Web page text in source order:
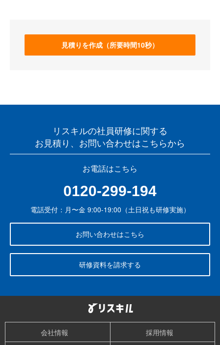
見積りを作成（所要時間10秒）
リスキルの社員研修に関する
お見積り、お問い合わせはこちらから
お電話はこちら
0120-299-194
電話受付：月〜金 9:00-19:00（土日祝も研修実施）
お問い合わせはこちら
研修資料を請求する
会社情報 採用情報